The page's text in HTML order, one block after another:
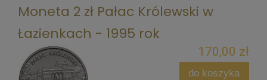
Moneta 2 zł Pałac Królewski w
Łazienkach - 1995 rok
170,00 zł
do koszyka